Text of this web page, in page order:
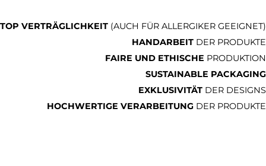
TOP VERTRÄGLICHKEIT (AUCH FÜR ALLERGIKER GEEIGNET)
HANDARBEIT DER PRODUKTE
FAIRE UND ETHISCHE PRODUKTION
SUSTAINABLE PACKAGING
EXKLUSIVITÄT DER DESIGNS
HOCHWERTIGE VERARBEITUNG DER PRODUKTE